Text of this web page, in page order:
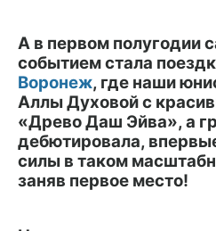
А в первом полугодии
событием стала
Воронеж, где наши
Аллы Духовой с
«Древо Даш Эйва», а
дебютировала,
силы в таком
заняв первое место!